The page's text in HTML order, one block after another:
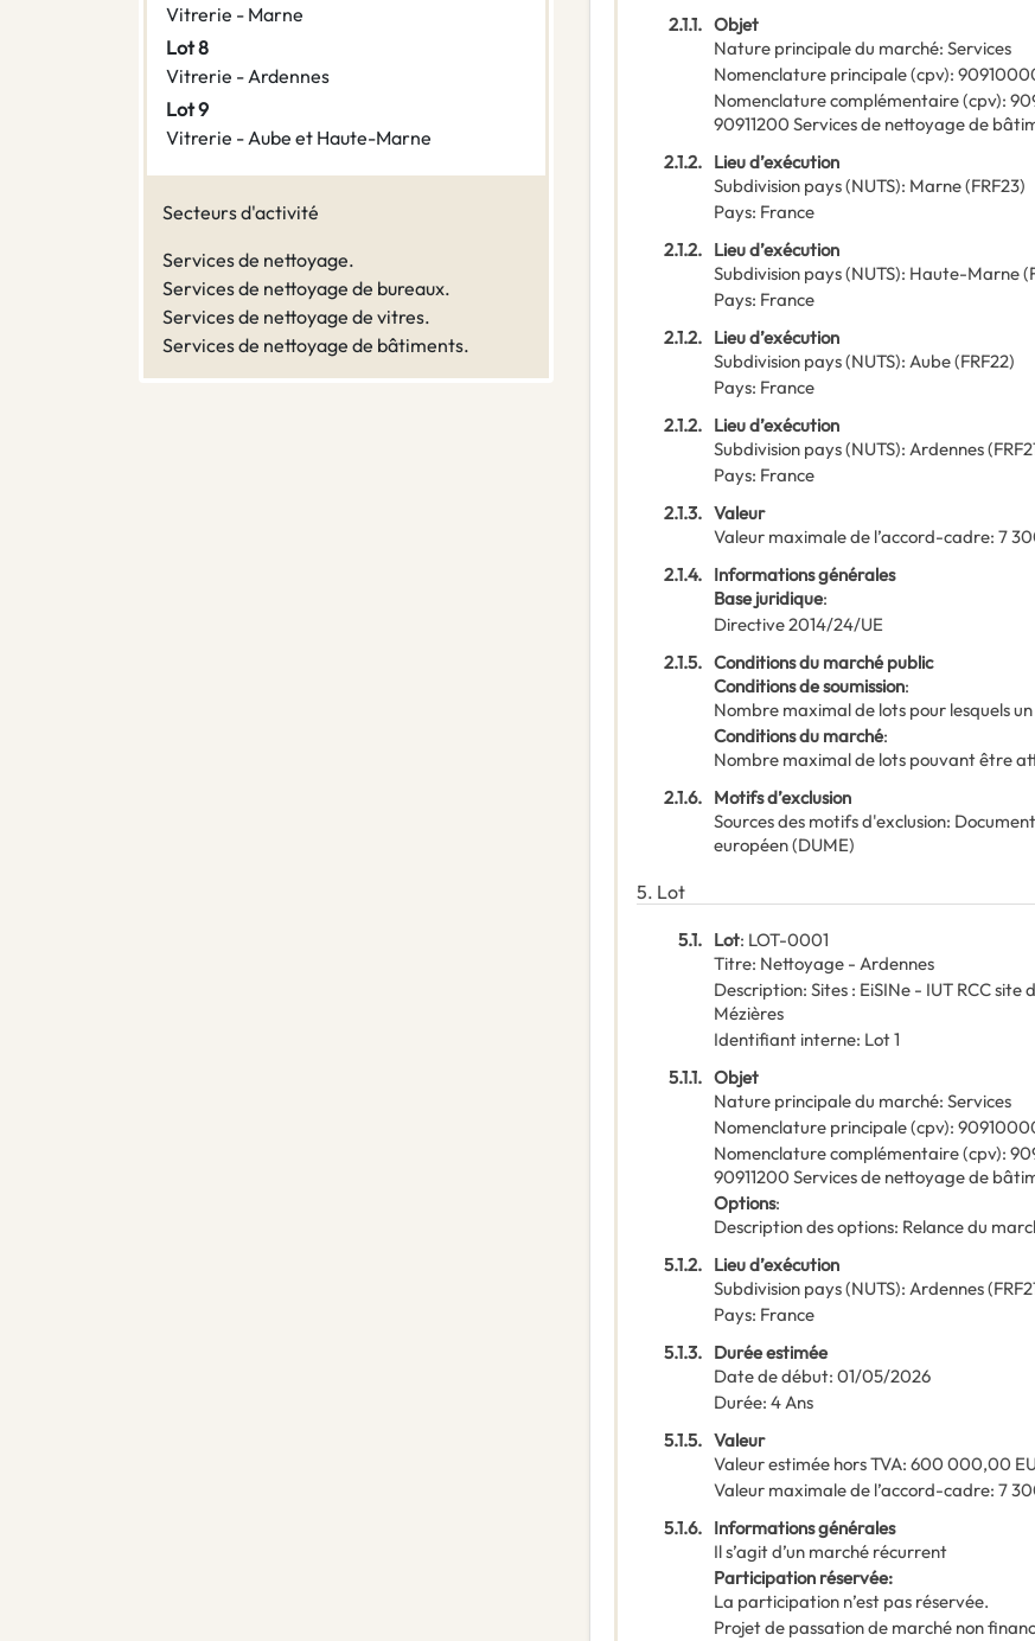
Vitrerie - Marne
Lot 8
Vitrerie - Ardennes
Lot 9
Vitrerie - Aube et Haute-Marne
Secteurs d'activité
Services de nettoyage.
Services de nettoyage de bureaux.
Services de nettoyage de vitres.
Services de nettoyage de bâtiments.
2.1.1. Objet
Nature principale du marché: Services
Nomenclature principale(cpv):
Nomenclature complémentaire(cpv):
90911200 Services de nettoyage de
2.1.2. Lieu d’exécution
Subdivision pays (NUTS): Marne(FRF23)
Pays: France
2.1.2. Lieu d’exécution
Subdivision pays (NUTS): Haute-Marne(
Pays: France
2.1.2. Lieu d’exécution
Subdivision pays (NUTS): Aube(FRF22)
Pays: France
2.1.2. Lieu d’exécution
Subdivision pays (NUTS): Ardennes(
Pays: France
2.1.3. Valeur
Valeur maximale de l’accord-cadre: 7
2.1.4. Informations générales
Base juridique:
Directive 2014/24/UE
2.1.5. Conditions du marché public
Conditions de soumission:
Nombre maximal de lots pour lesquels
Conditions du marché:
Nombre maximal de lots pouvant être
2.1.6. Motifs d’exclusion
Sources des motifs d'exclusion:
européen (DUME)
5. Lot
5.1. Lot: LOT-0001
Titre: Nettoyage - Ardennes
Description: Sites : EiSINe - IUT RCC
Mézières
Identifiant interne: Lot 1
5.1.1. Objet
Nature principale du marché: Services
Nomenclature principale(cpv):
Nomenclature complémentaire(cpv):
90911200 Services de nettoyage de
Options:
Description des options: Relance du
5.1.2. Lieu d’exécution
Subdivision pays (NUTS): Ardennes(
Pays: France
5.1.3. Durée estimée
Date de début: 01/05/2026
Durée: 4Ans
5.1.5. Valeur
Valeur estimée hors TVA: 600 000,00
Valeur maximale de l’accord-cadre: 7
5.1.6. Informations générales
Il s’agit d’un marché récurrent
Participation réservée:
La participation n’est pas réservée.
Projet de passation de marché non